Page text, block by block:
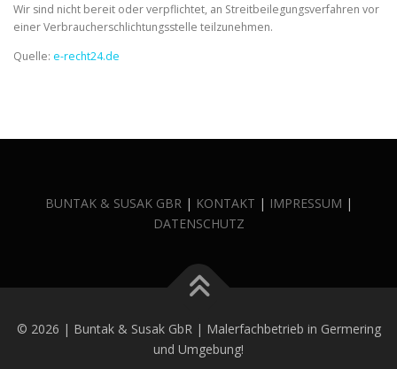
Wir sind nicht bereit oder verpflichtet, an Streitbeilegungsverfahren vor
einer Verbraucherschlichtungsstelle teilzunehmen.
Quelle: e-recht24.de
BUNTAK & SUSAK GBR| KONTAKT | IMPRESSUM |
DATENSCHUTZ
© 2026 | Buntak & Susak GbR | Malerfachbetrieb in Germering
und Umgebung!